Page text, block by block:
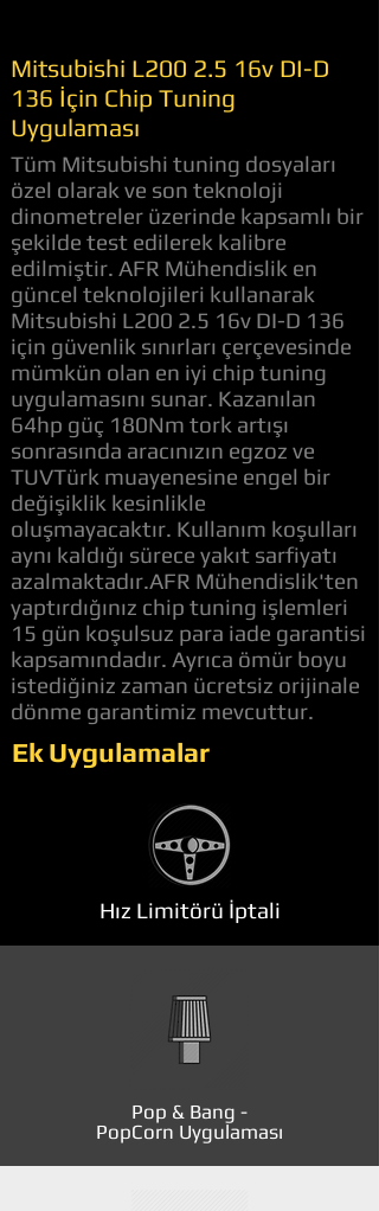
Mitsubishi L200 2.5 16v DI-D
136 İçin Chip Tuning
Uygulaması
Tüm Mitsubishi tuning dosyaları
özel olarak ve son teknoloji
dinometreler üzerinde kapsamlı bir
şekilde test edilerek kalibre
edilmiştir. AFR Mühendislik en
güncel teknolojileri kullanarak
Mitsubishi L200 2.5 16v DI-D 136
için güvenlik sınırları çerçevesinde
mümkün olan en iyi chip tuning
uygulamasını sunar. Kazanılan
64hp güç 180Nm tork artışı
sonrasında aracınızın egzoz ve
TUVTürk muayenesine engel bir
değişiklik kesinlikle
oluşmayacaktır. Kullanım koşulları
aynı kaldığı sürece yakıt sarfiyatı
azalmaktadır.AFR Mühendislik'ten
yaptırdığınız chip tuning işlemleri
15 gün koşulsuz para iade garantisi
kapsamındadır. Ayrıca ömür boyu
istediğiniz zaman ücretsiz orijinale
dönme garantimiz mevcuttur.
Ek Uygulamalar
Hız Limitörü İptali
Pop & Bang -
PopCorn Uygulaması